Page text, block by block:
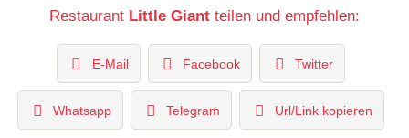
Restaurant Little Giant teilen und empfehlen:
E-Mail Facebook Twitter
Whatsapp Telegram Url/Link kopieren